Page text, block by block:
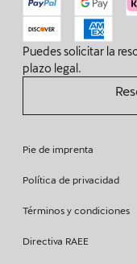
Puedes solicitar la
plazo legal.
Pie de imprenta
Política de privacidad
Términos y condiciones
Directiva RAEE